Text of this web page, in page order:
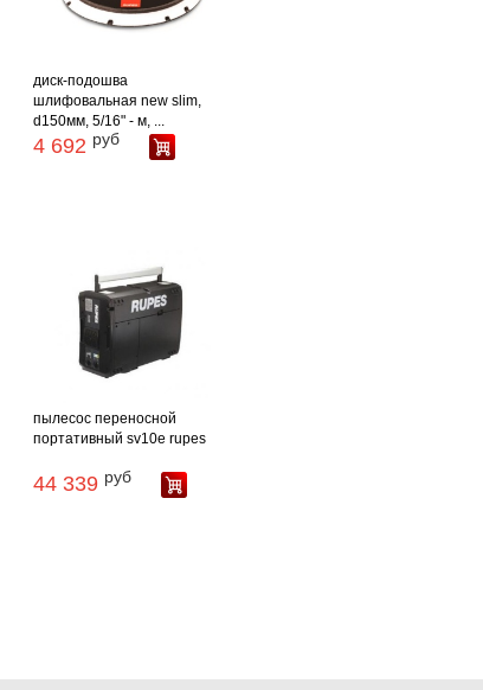
диск-подошва
шлифовальная new slim,
d150мм, 5/16" - м, ...
4 692 руб
пылесос переносной
портативный sv10е rupes
44 339 руб